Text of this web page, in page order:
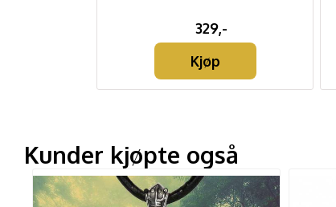
329,-
Kjøp
Kunder kjøpte også